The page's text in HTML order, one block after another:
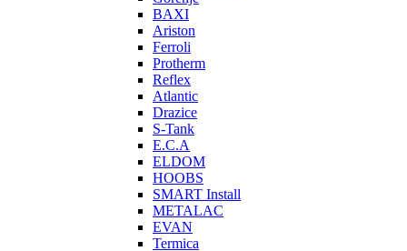
BAXI
Ariston
Ferroli
Protherm
Reflex
Atlantic
Drazice
S-Tank
E.C.A
ELDOM
HOOBS
SMART Install
METALAC
EVAN
Termica